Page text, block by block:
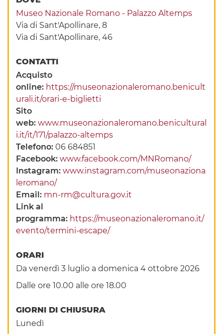
Museo Nazionale Romano - Palazzo Altemps
Via di Sant'Apollinare, 8
Via di Sant'Apollinare, 46
CONTATTI
Acquisto
online: https://museonazionaleromano.benicult
urali.it/orari-e-biglietti
Sito
web:www.museonazionaleromano.benicultural
i.it/it/171/palazzo-altemps
Telefono:06 684851
Facebook:www.facebook.com/MNRomano/
Instagram:www.instagram.com/museonaziona
leromano/
Email: mn-rm@cultura.gov.it
Link al
programma: https://museonazionaleromano.it/
evento/termini-escape/
ORARI
Da venerdì 3 luglio a domenica 4 ottobre 2026
Dalle ore 10.00 alle ore 18.00
GIORNI DI CHIUSURA
Lunedì